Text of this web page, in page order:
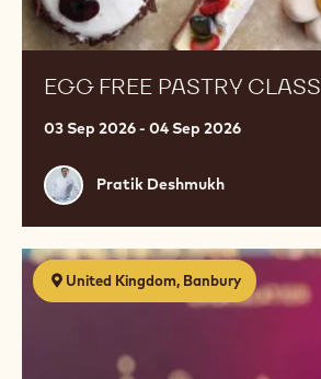
EGG FREE PASTRY CLASS
03 Sep 2026 - 04 Sep 2026
Pratik
Deshmukh
Pratik Deshmukh
United Kingdom, Banbury
Premium
Chocolates